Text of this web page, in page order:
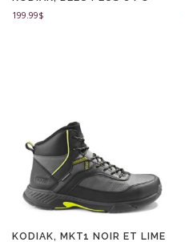
199.99$
KODIAK, MKT1 NOIR ET LIME